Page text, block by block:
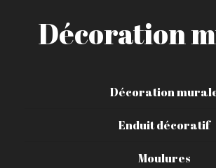
Décoration
Décoration
Enduit décoratif
Moulures